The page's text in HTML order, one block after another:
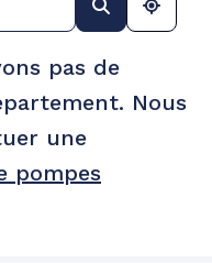
pas de
Nous
une
pompes